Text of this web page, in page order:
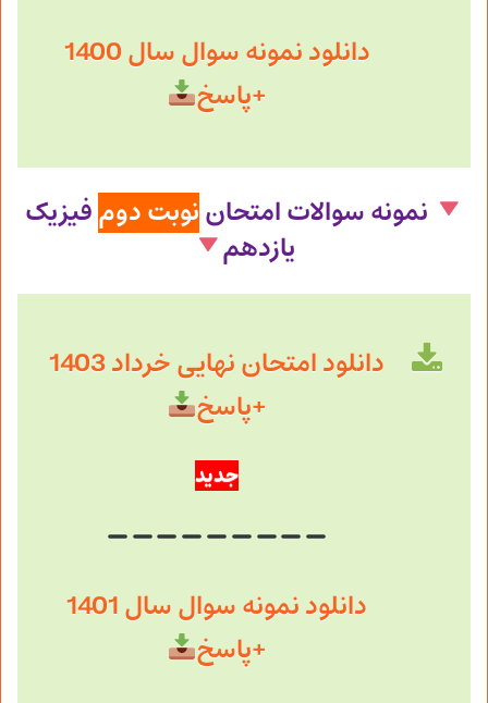
دانلود نمونه سوال سال 1400
+پاسخ
نمونه سوالات امتحاننوبت دومفیزیک
یازدهم
دانلود امتحان نهایی خرداد 1403
+پاسخ
جدید
دانلود نمونه سوال سال 1401
+پاسخ